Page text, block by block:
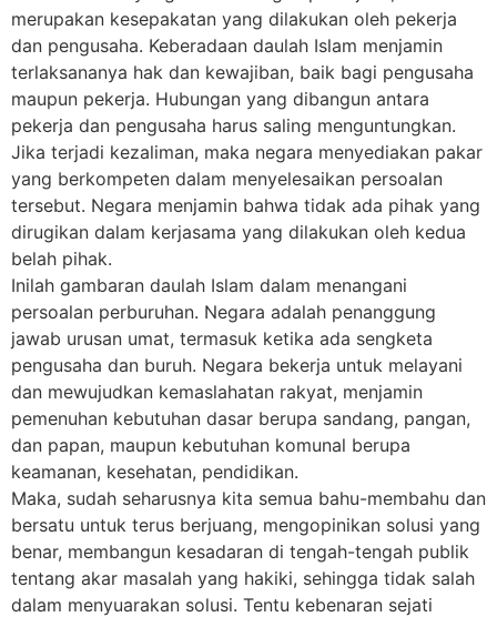
merupakan kesepakatan yang dilakukan oleh pekerja
dan pengusaha. Keberadaan daulah Islam menjamin
terlaksananya hak dan kewajiban, baik bagi pengusaha
maupun pekerja. Hubungan yang dibangun antara
pekerja dan pengusaha harus saling menguntungkan.
Jika terjadi kezaliman, maka negara menyediakan pakar
yang berkompeten dalam menyelesaikan persoalan
tersebut. Negara menjamin bahwa tidak ada pihak yang
dirugikan dalam kerjasama yang dilakukan oleh kedua
belah pihak.
Inilah gambaran daulah Islam dalam menangani
persoalan perburuhan. Negara adalah penanggung
jawab urusan umat, termasuk ketika ada sengketa
pengusaha dan buruh. Negara bekerja untuk melayani
dan mewujudkan kemaslahatan rakyat, menjamin
pemenuhan kebutuhan dasar berupa sandang, pangan,
dan papan, maupun kebutuhan komunal berupa
keamanan, kesehatan, pendidikan.
Maka, sudah seharusnya kita semua bahu-membahu dan
bersatu untuk terus berjuang, mengopinikan solusi yang
benar, membangun kesadaran di tengah-tengah publik
tentang akar masalah yang hakiki, sehingga tidak salah
dalam menyuarakan solusi. Tentu kebenaran sejati